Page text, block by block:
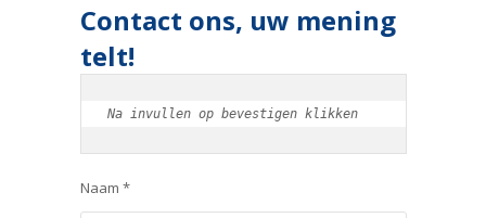
Contact ons, uw mening
telt!
Na invullen op bevestigen klikken
Naam *